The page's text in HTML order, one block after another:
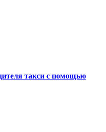
такси с помощью